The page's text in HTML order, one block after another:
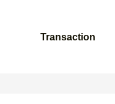
Transaction